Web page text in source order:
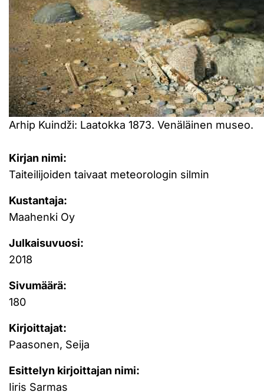
Arhip Kuindži: Laatokka 1873. Venäläinen museo.
Kirjan nimi:
Taiteilijoiden taivaat meteorologin silmin
Kustantaja:
Maahenki Oy
Julkaisuvuosi:
2018
Sivumäärä:
180
Kirjoittajat:
Paasonen, Seija
Esittelyn kirjoittajan nimi:
Iiris Sarmas